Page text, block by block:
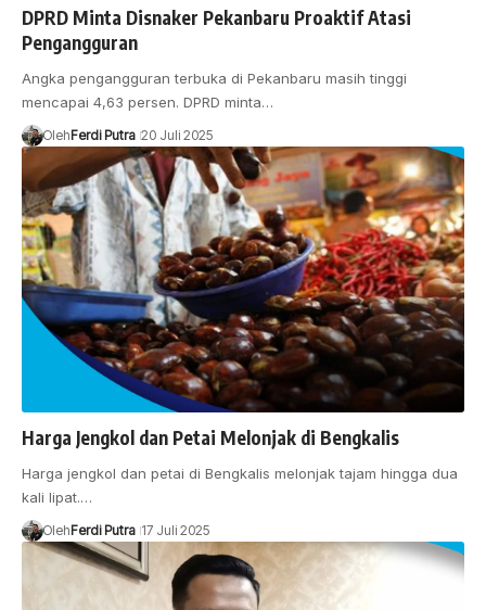
DPRD Minta Disnaker Pekanbaru Proaktif Atasi
Pengangguran
Angka pengangguran terbuka di Pekanbaru masih tinggi
mencapai 4,63 persen. DPRD minta…
OlehFerdi Putra 20 Juli 2025
Harga Jengkol dan Petai Melonjak di Bengkalis
Harga jengkol dan petai di Bengkalis melonjak tajam hingga dua
kali lipat.…
OlehFerdi Putra 17 Juli 2025